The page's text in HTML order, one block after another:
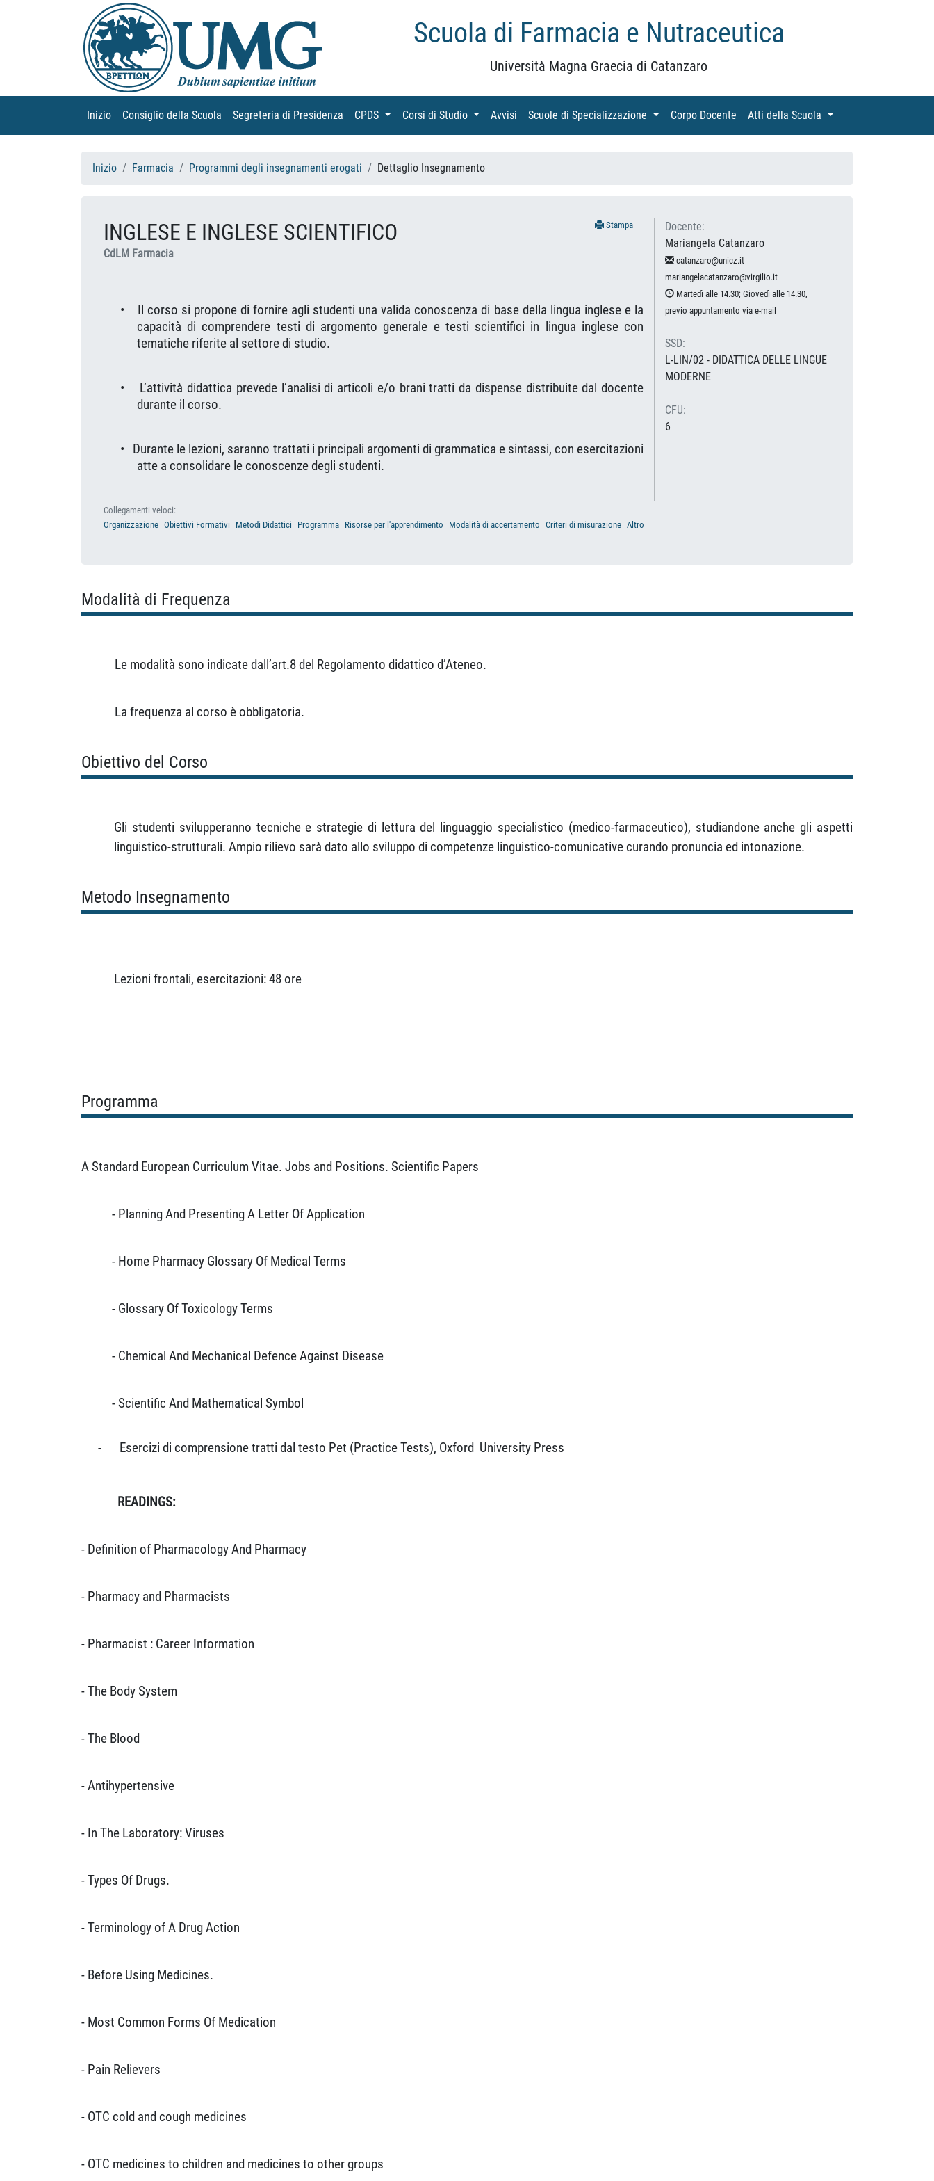
Scuola di Farmacia e Nutraceutica
Università Magna Graecia di Catanzaro
Inizio (current)
Consiglio della Scuola (current)
Segreteria di Presidenza (current)
CPDS (current)Corsi di Studio (current)
Avvisi (current)
Scuole di Specializzazione (current)Corpo Docente (current)
Atti della Scuola (current)
Inizio Farmacia Programmi degli insegnamenti erogati Dettaglio Insegnamento
Stampa
INGLESE E INGLESE SCIENTIFICO
CdLM Farmacia
•
Il corso si propone di fornire agli studenti una valida conoscenza di base della lingua inglese e la
capacità di comprendere testi di argomento generale e testi scientifici in lingua inglese con
tematiche riferite al settore di studio.
•
L’attività didattica prevede l’analisi di articoli e/o brani tratti da dispense distribuite dal docente
durante il corso.
•
Durante le lezioni, saranno trattati i principali argomenti di grammatica e sintassi, con esercitazioni
atte a consolidare le conoscenze degli studenti.
Docente:
Mariangela Catanzaro
catanzaro@unicz.it
mariangelacatanzaro@virgilio.it
Martedì alle 14.30; Giovedì alle 14.30,
previo appuntamento via e-mail
SSD:
L-LIN/02 - DIDATTICA DELLE LINGUE
MODERNE
CFU:
6
Collegamenti veloci:
Organizzazione Obiettivi Formativi Metodi Didattici Programma Risorse per l'apprendimento Modalità di accertamento Criteri di misurazione Altro
Modalità di Frequenza
Le modalità sono indicate dall’art.8 del Regolamento didattico d’Ateneo.
La frequenza al corso è obbligatoria.
Obiettivo del Corso
Gli studenti svilupperanno tecniche e strategie di lettura del linguaggio specialistico (medico-farmaceutico), studiandone anche gli aspetti
linguistico-strutturali. Ampio rilievo sarà dato allo sviluppo di competenze linguistico-comunicative curando pronuncia ed intonazione.
Metodo Insegnamento
Lezioni frontali, esercitazioni: 48 ore
Programma
A Standard European Curriculum Vitae. Jobs and Positions. Scientific Papers
- Planning And Presenting A Letter Of Application
- Home Pharmacy Glossary Of Medical Terms
- Glossary Of Toxicology Terms
- Chemical And Mechanical Defence Against Disease
- Scientific And Mathematical Symbol
- Esercizi di comprensione tratti dal testo Pet (Practice Tests), Oxford University Press
READINGS:
- Definition of Pharmacology And Pharmacy
- Pharmacy and Pharmacists
- Pharmacist : Career Information
- The Body System
- The Blood
- Antihypertensive
- In The Laboratory: Viruses
- Types Of Drugs.
- Terminology of A Drug Action
- Before Using Medicines.
- Most Common Forms Of Medication
- Pain Relievers
- OTC cold and cough medicines
- OTC medicines to children and medicines to other groups